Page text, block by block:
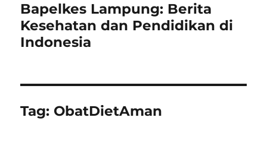
Bapelkes Lampung: Berita
Kesehatan dan Pendidikan di
Indonesia
Tag: ObatDietAman